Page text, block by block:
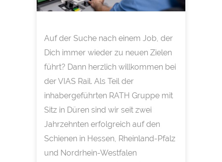
Auf der Suche nach einem Job, der
Dich immer wieder zu neuen Zielen
führt? Dann herzlich willkommen bei
der VIAS Rail. Als Teil der
inhabergeführten RATH Gruppe mit
Sitz in Düren sind wir seit zwei
Jahrzehnten erfolgreich auf den
Schienen in Hessen, Rheinland-Pfalz
und Nordrhein-Westfalen